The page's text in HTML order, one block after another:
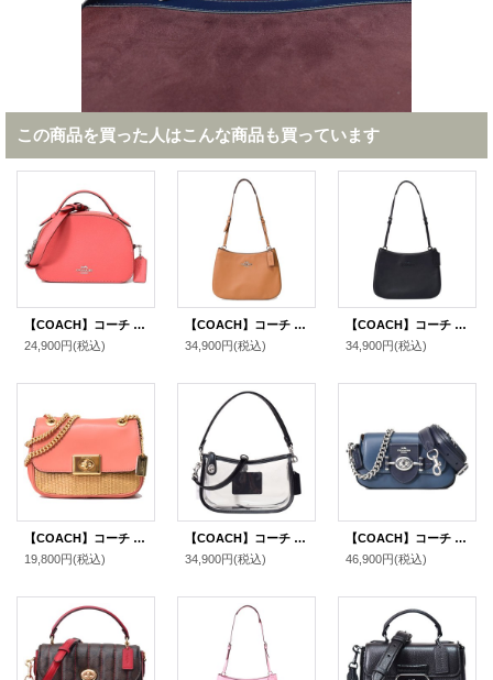
この商品を買った人はこんな商品も買っています
【COACH】コーチ クロスグレインレザー セレナ サッチェル クロスボディ 2WAY ショルダーバッグ タンジェリン（日本未発売）
24,900円(税込)
【COACH】コーチ スムースレザー ペネロペ ロゴ ショルダー ハンドバッグ ライトサドル(日本未発売）
34,900円(税込)
【COACH】コーチ スムースレザー ペネロペ ロゴ スリム ショルダー ハンドバッグ ブラック(日本未発売）
34,900円(税込)
【COACH】コーチ シンセティックストロー スムースレザー ミニ キャシディ ターンロック チェーン 2way ショルダー バッグ ナチュラル×ライトコーラル（日本未発売）
19,800円(税込)
【COACH】コーチ バッグ スケルトン シースルー PVC レザー クリア スウィンガー ターンロック 2way クロスボディ 斜め掛け ショルダー ハンドバッグ ブラック（日本未発売）
34,900円(税込)
【COACH】コーチ レザー ブリー フラップ チェーン ターンロック クロスボディ 3WAY クラッチ ショルダー ハンドバッグ デニム×ミッドナイトネイビー（日本未発売）
46,900円(税込)